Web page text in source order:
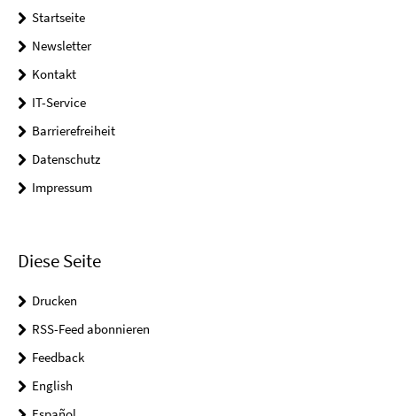
Startseite
Newsletter
Kontakt
IT-Service
Barrierefreiheit
Datenschutz
Impressum
Diese Seite
Drucken
RSS-Feed abonnieren
Feedback
English